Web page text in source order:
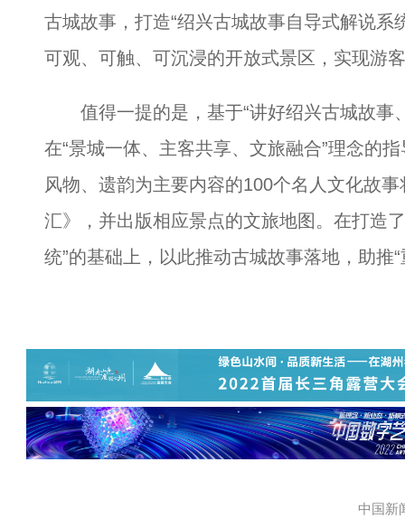
古城故事，打造“绍兴古城故事自导式解说系
可观、可触、可沉浸的开放式景区，实现游
值得一提的是，基于“讲好绍兴古城故事
在“景城一体、主客共享、文旅融合”理念的
风物、遗韵为主要内容的100个名人文化故
汇》，并出版相应景点的文旅地图。在打造
统”的基础上，以此推动古城故事落地，助推
中国新